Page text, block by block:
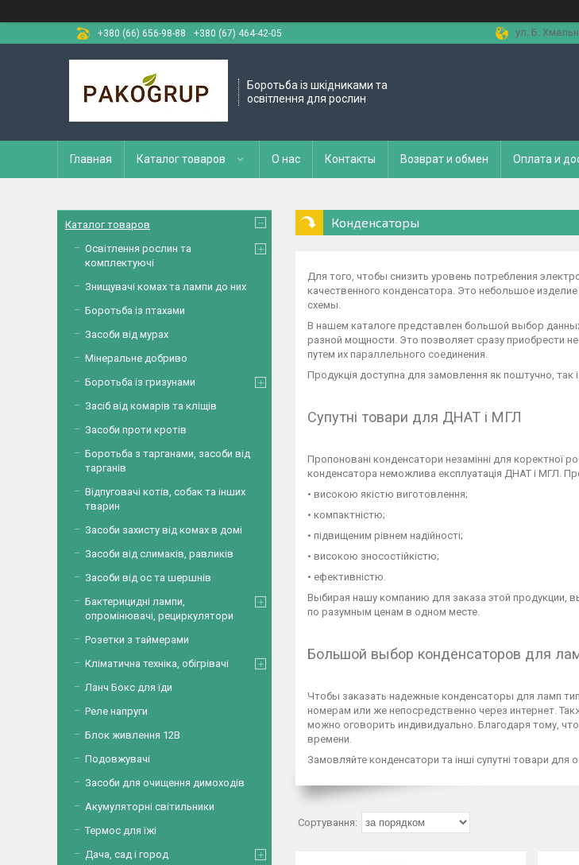
+380 (66) 656-98-88
+380 (67) 464-42-05 ул. Б.
Боротьба із шкідниками та
освітлення для рослин
Главная Каталог товаров О нас Контакты Возврат и обмен Оплата и
Конденсаторы
Для того, чтобы снизить уровень потребления
качественного конденсатора. Это небольшое
схемы.
В нашем каталоге представлен большой выбор
разной мощности. Это позволяет сразу приобрести
путем их параллельного соединения.
Продукція доступна для замовлення як поштучно, так
Супутні товари для ДНАТ і МГЛ
Пропоновані конденсатори незамінні для коректної
конденсатора неможлива експлуатація ДНАТ і МГЛ.
• високою якістю виготовлення;
• компактністю;
• підвищеним рівнем надійності;
• високою зносостійкістю;
• ефективністю.
Выбирая нашу компанию для заказа этой продукции,
по разумным ценам в одном месте.
Большой выбор конденсаторов для
Чтобы заказать надежные конденсаторы для ламп
номерам или же непосредственно через интернет.
можно оговорить индивидуально. Благодаря тому,
времени.
Замовляйте конденсатори та інші супутні товари
Каталог товаров
Освітлення рослин та
комплектуючі
Знищувачі комах та лампи до них
Боротьба із птахами
Засоби від мурах
Мінеральне добриво
Боротьба із гризунами
Засіб від комарів та кліщів
Засоби проти кротів
Боротьба з тарганами, засоби від
тарганів
Відпуговачі котів, собак та інших
тварин
Засоби захисту від комах в домі
Засоби від слимаків, равликів
Засоби від ос та шершнів
Бактерицидні лампи,
опромінювачі, рециркулятори
Розетки з таймерами
Кліматична техніка, обігрівачі
Ланч Бокс для їди
Реле напруги
Блок живлення 12В
Подовжувачі
Засоби для очищення димоходів
Акумуляторні світильники
Термос для їжі
Дача, сад і город